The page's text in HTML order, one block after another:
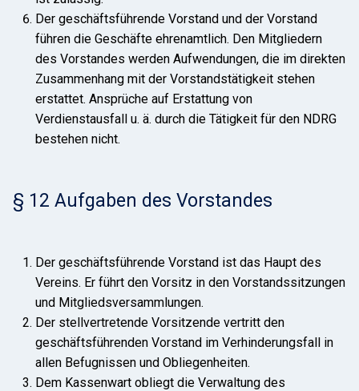
Der geschäftsführende Vorstand und der Vorstand
führen die Geschäfte ehrenamtlich. Den Mitgliedern
des Vorstandes werden Aufwendungen, die im direkten
Zusammenhang mit der Vorstandstätigkeit stehen
erstattet. Ansprüche auf Erstattung von
Verdienstausfall u. ä. durch die Tätigkeit für den NDRG
bestehen nicht.
§ 12 Aufgaben des Vorstandes
Der geschäftsführende Vorstand ist das Haupt des
Vereins. Er führt den Vorsitz in den Vorstandssitzungen
und Mitgliedsversammlungen.
Der stellvertretende Vorsitzende vertritt den
geschäftsführenden Vorstand im Verhinderungsfall in
allen Befugnissen und Obliegenheiten.
Dem Kassenwart obliegt die Verwaltung des